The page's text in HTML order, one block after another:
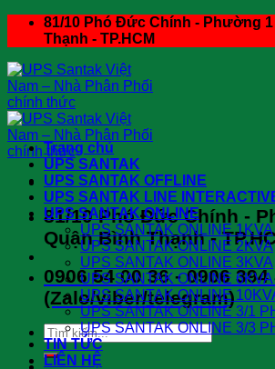
Skip
81/10 Phó Đức Chính - Phường 1
Thạnh - TP.HCM
81/10 Phó Đức Chính -
Quận Bình Thạnh -
0906 54 00 36 - 0906 394
(Zalo/viber/telegram)
Search
for:
Trang chủ
UPS SANTAK
UPS SANTAK OFFLINE
UPS SANTAK LINE
UPS SANTAK ONLINE
UPS SANTAK ONLINE 1KVA
UPS SANTAK ONLINE 2KVA
UPS SANTAK ONLINE 3KVA
UPS SANTAK ONLINE 6KVA
UPS SANTAK ONLINE
UPS SANTAK ONLINE 3/1
UPS SANTAK ONLINE 3/3
TIN TỨC
LIÊN HỆ